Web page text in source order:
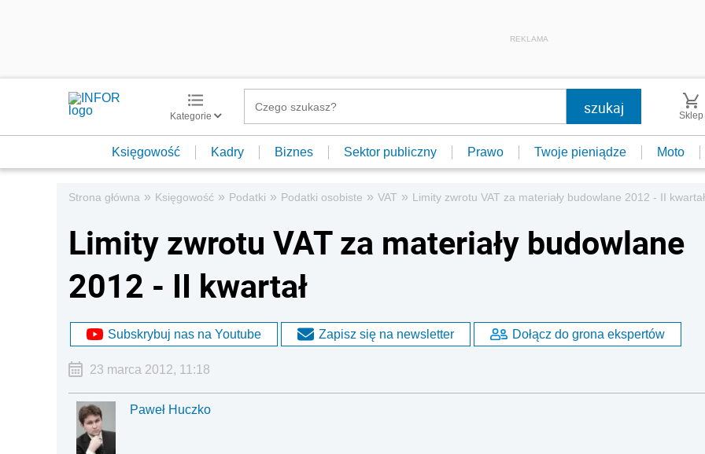
REKLAMA
Kategorie Sklep
Księgowość Kadry Biznes Sektor publiczny Prawo Twoje pieniądze Moto
Strona główna » Księgowość » Podatki » Podatki osobiste » VAT » Limity zwrotu VAT za materiały budowlane 2012 - II kwartał
Limity zwrotu VAT za materiały budowlane
2012 - II kwartał
Subskrybuj nas na Youtube Zapisz się na newsletter Dołącz do grona ekspertów
23 marca 2012, 11:18
Paweł Huczko